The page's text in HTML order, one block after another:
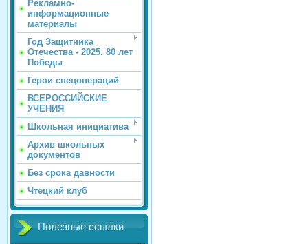
Рекламно-
информационные
материалы
Год Защитника
Отечества - 2025. 80 лет
Победы
Герои спецопераций
ВСЕРОССИЙСКИЕ
УЧЕНИЯ
Школьная инициатива
Архив школьных
документов
Без срока давности
Чтецкий клуб
Полезные ссылки